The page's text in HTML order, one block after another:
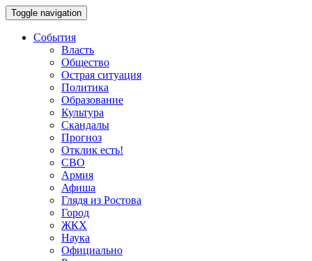
Toggle navigation
События
Власть
Общество
Острая ситуация
Политика
Образование
Культура
Скандалы
Прогноз
Отклик есть!
СВО
Армия
Афиша
Глядя из Ростова
Город
ЖКХ
Наука
Официально